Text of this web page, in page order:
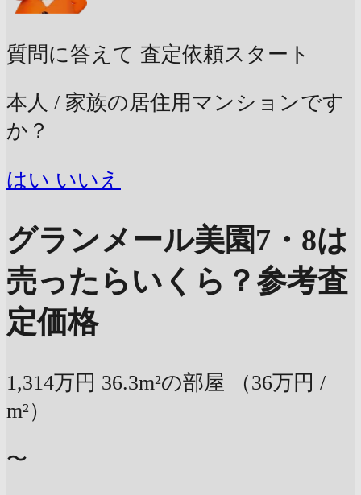
質問に答えて 査定依頼スタート
本人 / 家族の居住用マンションです
か？
はい いいえ
グランメール美園7・8は
売ったらいくら？参考査
定価格
1,314万円 36.3m²の部屋
（36万円 /
m²）
〜